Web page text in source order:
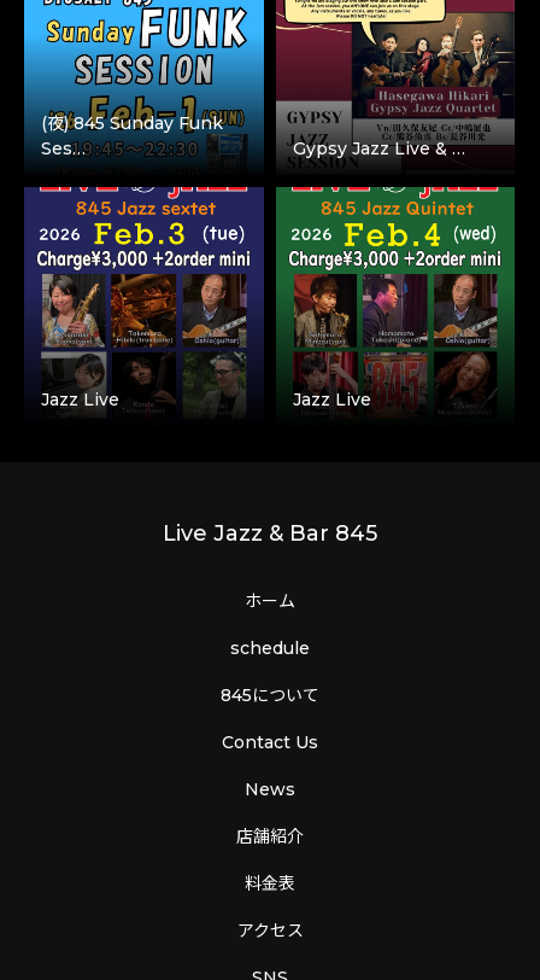
(夜) 845 Sunday Funk
Ses…
Gypsy Jazz Live & …
Jazz Live Jazz Live
Live Jazz & Bar 845
ホーム
schedule
845について
Contact Us
News
店舗紹介
料金表
アクセス